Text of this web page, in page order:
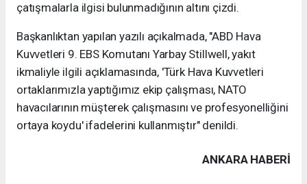
çatışmalarla ilgisi bulunmadığının altını çizdi.
Başkanlıktan yapılan yazılı açıkalmada, "ABD Hava
Kuvvetleri 9. EBS Komutanı Yarbay Stillwell, yakıt
ikmaliyle ilgili açıklamasında, 'Türk Hava Kuvvetleri
ortaklarımızla yaptığımız ekip çalışması, NATO
havacılarının müşterek çalışmasını ve profesyonelliğini
ortaya koydu' ifadelerini kullanmıştır" denildi.
ANKARA HABERİ